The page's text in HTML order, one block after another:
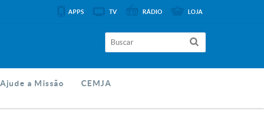
Ajude a Missão CEMJA
APPS TV RÁDIO LOJA